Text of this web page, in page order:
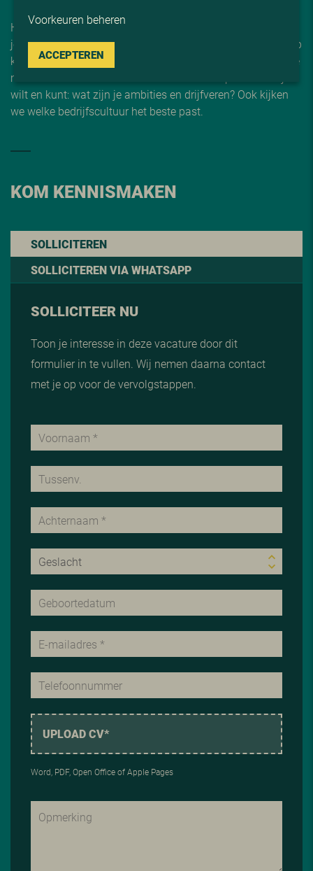
Heeft jouw sollicitatie onze interesse gewekt, dan willen we
je graag persoonlijk ontmoeten. We nodigen je uit bij ViS op
kantoor in Reeuwijk of voor een videogesprek, om kennis te
maken met één van onze adviseurs. We bespreken wat je
wilt en kunt: wat zijn je ambities en drijfveren? Ook kijken
we welke bedrijfscultuur het beste past.
KOM KENNISMAKEN
SOLLICITEREN
SOLLICITEREN VIA WHATSAPP
SOLLICITEER NU
Toon je interesse in deze vacature door dit
formulier in te vullen. Wij nemen daarna contact
met je op voor de vervolgstappen.
UPLOAD CV*
Word, PDF, Open Office of Apple Pages
Voorkeuren beheren
ACCEPTEREN